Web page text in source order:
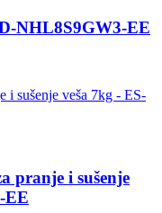
NHL8S9GW3-EE
pranje i sušenje
EE